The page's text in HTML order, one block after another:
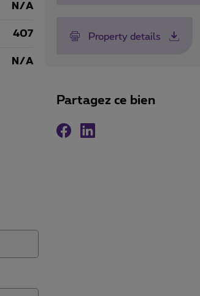
N/A
407
N/A
Property details
Partagez ce bien